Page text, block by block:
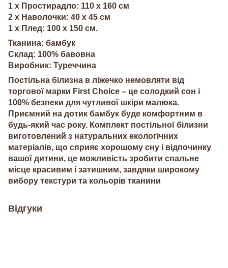
1 х Простирадло: 110 х 160 см
2 х Наволочки: 40 х 45 см
1 x Плед: 100 х 150 см.
Тканина: бамбук
Склад: 100% бавовна
Виробник: Туреччина
Постільна білизна в ліжечко немовляти від
торгової марки First Choice – це солодкий сон і
100% безпеки для чутливої шкіри малюка.
Приємний на дотик бамбук буде комфортним в
будь-який час року. Комплект постільної білизни
виготовлений ​​з натуральних екологічних
матеріалів, що сприяє хорошому сну і відпочинку
вашої дитини, це можливість зробити спальне
місце красивим і затишним, завдяки широкому
вибору текстури та кольорів тканини
Відгуки